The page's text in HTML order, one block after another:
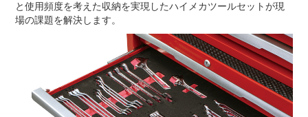
と使用頻度を考えた収納を実現したハイメカツールセットが現
場の課題を解決します。